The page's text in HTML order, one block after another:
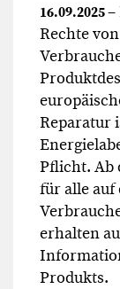
16.09.2025
Rechte
Reparatur
Pflicht. Ab
für alle auf
erhalten
Produkts.